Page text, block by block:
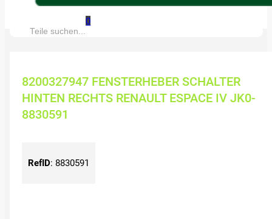
0
Suche:
8200327947 FENSTERHEBER SCHALTER
HINTEN RECHTS RENAULT ESPACE IV JK0-
8830591
RefID: 8830591